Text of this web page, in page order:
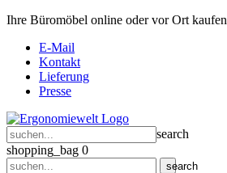
Ihre Büromöbel online oder vor Ort kaufen
E-Mail
Kontakt
Lieferung
Presse
search
shopping_bag 0
search